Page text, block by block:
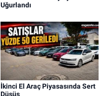
Uğurlandı
İkinci El Araç Piyasasında Sert
Düşüş